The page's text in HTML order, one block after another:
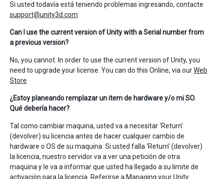
Si usted todavía está teniendo problemas ingresando, contacte
support@unity3d.com
Can I use the current version of Unity with a Serial number from
a previous version?
No, you cannot. In order to use the current version of Unity, you
need to upgrade your license. You can do this Online, via ourWeb
Store
¿Estoy planeando remplazar un item de hardware y/o mi SO.
Qué debería hacer?
Tal como cambiar maquina, usted va a necesitar ‘Return’
(devolver) su licencia antes de hacer cualquier cambio de
hardware o OS de su maquina. Si usted falla ‘Return’ (devolver)
la licencia, nuestro servidor va a ver una petición de otra
maquina y le va a informar que usted ha llegado a su limite de
activación para la licencia. Referirse a Managing your Unity